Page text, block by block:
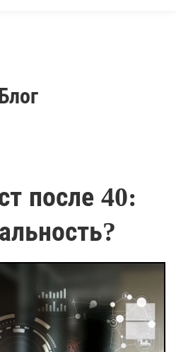
после 40: